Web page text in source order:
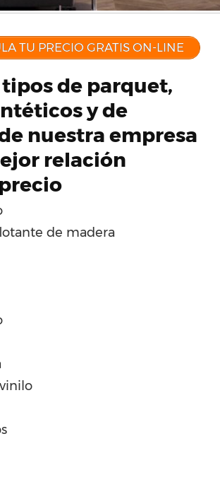
TU PRECIO GRATIS ON-LINE
de parquet,
y de
nuestra empresa
relación
de madera